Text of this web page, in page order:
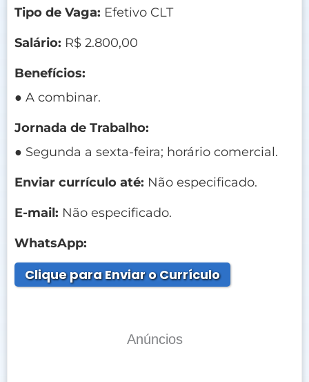
Tipo de Vaga: Efetivo CLT
Salário: R$ 2.800,00
Benefícios:
● A combinar.
Jornada de Trabalho:
● Segunda a sexta-feira; horário comercial.
Enviar currículo até: Não especificado.
E-mail: Não especificado.
WhatsApp:
Clique para Enviar o Currículo
Anúncios